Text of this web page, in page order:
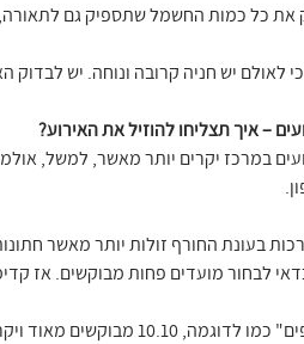
את כל כמות החשמל שתספיק גם
לאולם יש חניה קרובה ונוחה. יש
– איך תצליחו להוזיל את האירוע?
במרכז יקרים יותר מאשר, למשל,
בעונת החורף זולות יותר מאשר
מועדים פחות מבוקשים. אז קדימה זוזו 360 או זוז 360
יותר. אם החלטתם ללכת על תאריך יפה, חשוב להזמין את התאריך מבעוד מועד.